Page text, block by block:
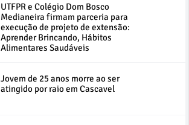
UTFPR e Colégio Dom Bosco
Medianeira firmam parceria para
execução de projeto de extensão:
Aprender Brincando, Hábitos
Alimentares Saudáveis
Jovem de 25 anos morre ao ser
atingido por raio em Cascavel